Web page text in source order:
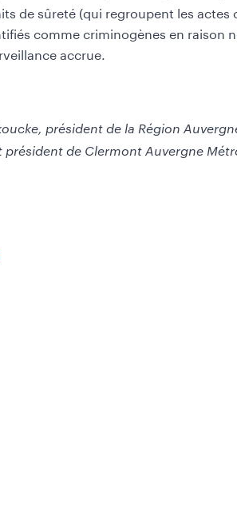
de sûreté (qui regroupent les actes
comme criminogènes en raison
accrue.
président de la Région
de Clermont Auvergne